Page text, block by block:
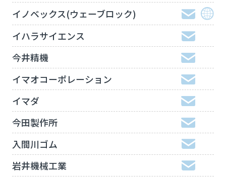
イノベックス(ウェーブロック)
イハラサイエンス
今井精機
イマオコーポレーション
イマダ
今田製作所
入間川ゴム
岩井機械工業